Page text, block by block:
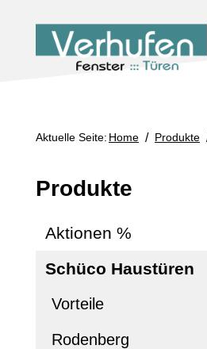
Aktuelle Seite: Home / Produkte
Produkte
Aktionen %
Schüco Haustüren
Vorteile
Rodenberg